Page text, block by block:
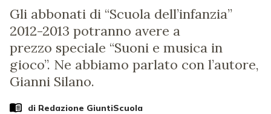
Gli abbonati di “Scuola dell’infanzia”
2012-2013 potranno avere a
prezzo speciale “Suoni e musica in
gioco”. Ne abbiamo parlato con l’autore,
Gianni Silano.
di Redazione GiuntiScuola